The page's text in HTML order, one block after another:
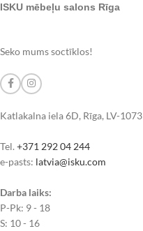
ISKU mēbeļu salons Rīga
Seko mums soctīklos!
Katlakalna iela 6D, Rīga, LV-1073
Tel. +371 292 04 244
e-pasts: latvia@isku.com
Darba laiks:
P-Pk: 9 - 18
S: 10 - 16